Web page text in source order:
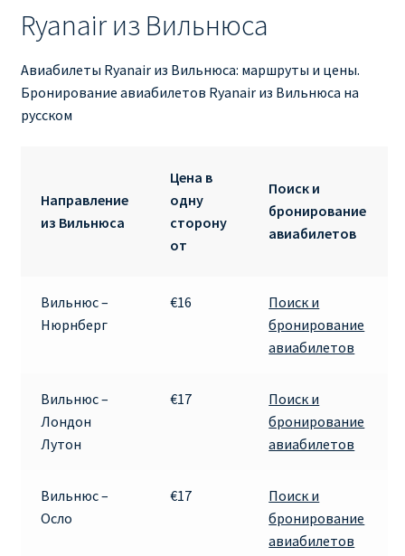
ДЕШЕВЫЕ АВИАБИЛЕТЫ В БЕРЛИН
ДЕШЕВЫЕ АВИАБИЛЕТЫ В БУХАРЕСТ
ДЕШЕВЫЕ АВИАБИЛЕТЫ В ВАРШАВУ
ДЕШЕВЫЕ АВИАБИЛЕТЫ В ЛОНДОН
ДЕШЕВЫЕ АВИАБИЛЕТЫ В ПАРИЖ
ИНФОРМАЦИЯ ДЛЯ ПАССАЖИРОВ
ВЫБОР И БРОНИРОВАНИЯ МЕСТ В RYANAIR
ЗАДЕРЖКА, ОТМЕНА, ПЕРЕНОС РЕЙСОВ RYANAIR
Ryanair из Вильнюса
Авиабилеты Ryanair из Вильнюса: маршруты и цены.
Бронирование авиабилетов Ryanair из Вильнюса на
русском
Направление
из Вильнюса
Цена в
одну
сторону
от
Поиск и
бронирование
авиабилетов
Вильнюс –
Нюрнберг
€16
Поиск и
бронирование
авиабилетов
Вильнюс –
Лондон
Лутон
€17
Поиск и
бронирование
авиабилетов
Вильнюс –
Осло
€17
Поиск и
бронирование
авиабилетов